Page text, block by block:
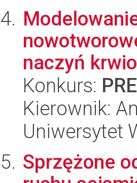
naczyń
Konkurs:
Kierownik:
Uniwersytet
Sprzężone